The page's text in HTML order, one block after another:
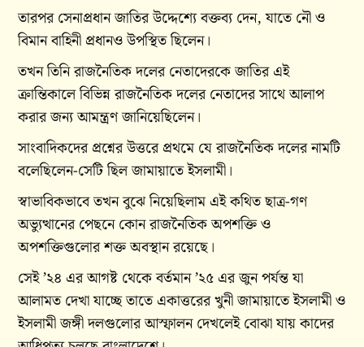
তারপর সেনাপ্রধান জাতির উদ্দেশ্যে বক্তব্য দেন, যাতে নৌ ও
বিমান বাহিনী প্রধানও উপস্থিত ছিলেন।
তখন তিনি রাজনৈতিক দলের নেতাদেরকে জাতির এই
ক্রান্তিকালে বিভিন্ন রাজনৈতিক দলের নেতাদের সাথে আলাপ
করার জন্য আমন্ত্রণ জানিয়েছিলেন।
সাংবাদিকদের প্রশ্নের উত্তরে প্রথমে যে রাজনৈতিক দলের নামটি
বলেছিলেন-সেটি ছিল জামায়াতে ইসলামী।
স্বাভাবিকভাবে তখন বুঝে নিয়েছিলাম এই কথিত ছাত্র-গণ
অভ্যুত্থানের পেছনে কোন রাজনৈতিক অপশক্তি ও
অপশক্তিগুলোর শক্ত অবস্থান রয়েছে।
সেই ’২৪ এর আগষ্ট থেকে বর্তমান ’২৫ এর জুন পর্যন্ত যা
আলামত দেখা যাচ্ছে তাতে একাত্তরের খুনী জামায়াতে ইসলামী ও
ইসলামী জঙ্গী দলগুলোর আস্ফালন দেখলেই বোঝা যায় কাদের